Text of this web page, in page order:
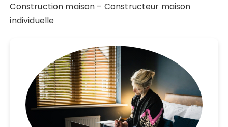
Construction maison – Constructeur maison
individuelle